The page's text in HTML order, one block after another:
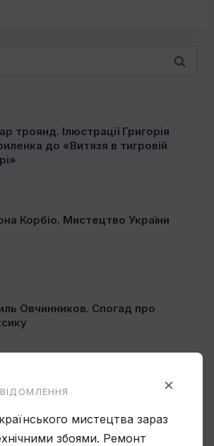
троянд. Ілюстрації Григорія
до «Витязя в тигровій
Корбіо. Мистецтво України
Овчинников. Спогад про
учень Нарбута і його
×
мистецтва зараз
збоями. Ремонт